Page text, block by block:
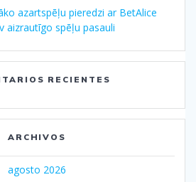
azartspēļu pieredzi ar BetAlice
aizrautīgo spēļu pasauli
RECIENTES
ARCHIVOS
agosto 2026